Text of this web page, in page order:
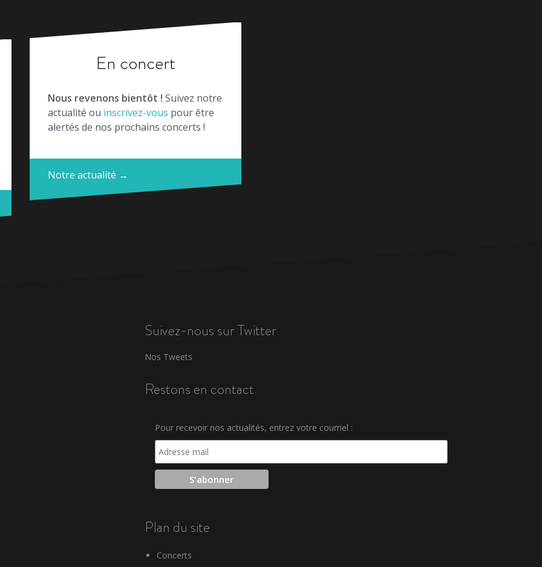
En concert
Nous revenons bientôt ! Suivez notre
actualité ou inscrivez-vous pour être
alertés de nos prochains concerts !
Notre actualité →
Suivez-nous sur Twitter
Nos Tweets
Restons en contact
Pour recevoir nos actualités, entrez votre courriel :
Plan du site
Concerts